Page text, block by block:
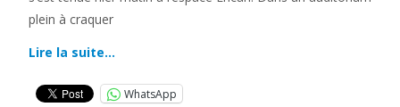
plein à craquer
Lire la suite…
WhatsApp